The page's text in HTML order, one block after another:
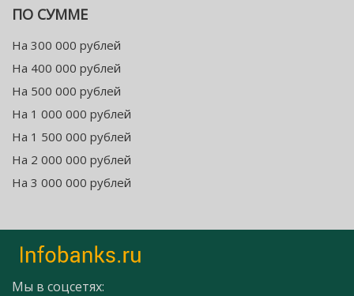
ПО СУММЕ
На 300 000 рублей
На 400 000 рублей
На 500 000 рублей
На 1 000 000 рублей
На 1 500 000 рублей
На 2 000 000 рублей
На 3 000 000 рублей
Мы в соцсетях: